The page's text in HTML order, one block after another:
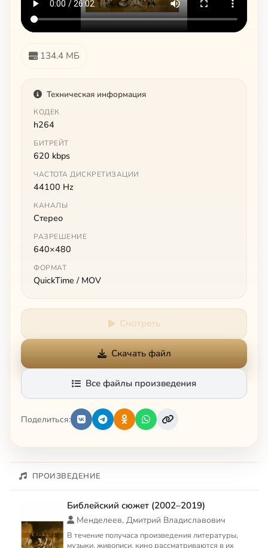
134.4 МБ
Техническая информация
КОДЕК
h264
БИТРЕЙТ
620 kbps
ЧАСТОТА ДИСКРЕТИЗАЦИИ
44100 Hz
КАНАЛЫ
Стерео
РАЗРЕШЕНИЕ
640×480
ФОРМАТ
QuickTime / MOV
Смотреть
Скачать файл
Все файлы произведения
Поделиться:
ПРОИЗВЕДЕНИЕ
Библейский сюжет (2002–2019)
Менделеев, Дмитрий Владиславович
В течение получаса произведения литературы,
музыки, живописи, кино рассматриваются в их